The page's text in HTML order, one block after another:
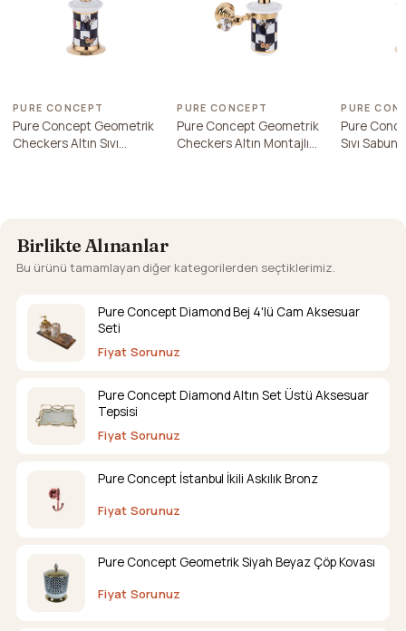
PURE CONCEPT
Pure Concept Geometrik
Checkers Altın Sıvı
PURE CONCEPT
Pure Concept Geometrik
Checkers Altın Montajlı
PURE
Pure
Sıvı
Birlikte Alınanlar
Bu ürünü tamamlayan diğer kategorilerden seçtiklerimiz.
Pure Concept Diamond Bej 4'lü Cam Aksesuar
Seti
Fiyat Sorunuz
Pure Concept Diamond Altın Set Üstü Aksesuar
Tepsisi
Fiyat Sorunuz
Pure Concept İstanbul İkili Askılık Bronz
Fiyat Sorunuz
Pure Concept Geometrik Siyah Beyaz Çöp Kovası
Fiyat Sorunuz